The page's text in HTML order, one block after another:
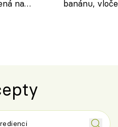
na
banánu,